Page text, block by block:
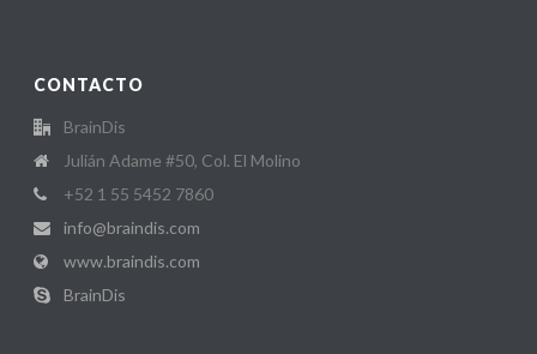
CONTACTO
BrainDis
Julián Adame #50, Col. El Molino
+52 1 55 5452 7860
info@braindis.com
www.braindis.com
BrainDis